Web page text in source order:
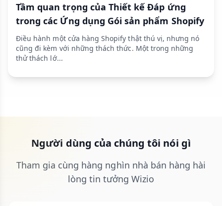
Tầm quan trọng của Thiết kế Đáp ứng
trong các Ứng dụng Gói sản phẩm Shopify
Điều hành một cửa hàng Shopify thật thú vị, nhưng nó
cũng đi kèm với những thách thức. Một trong những
thử thách lớ...
Người dùng của chúng tôi nói gì
Tham gia cùng hàng nghìn nhà bán hàng hài
lòng tin tưởng Wizio